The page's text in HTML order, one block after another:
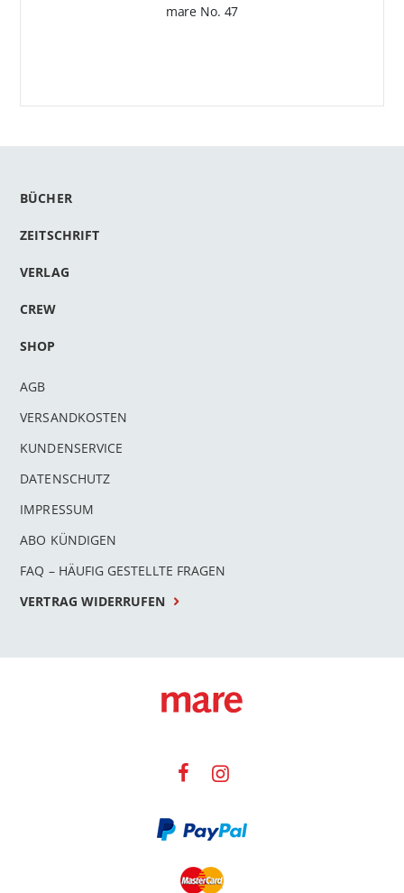
mare No. 47
BÜCHER
ZEITSCHRIFT
VERLAG
CREW
SHOP
AGB
VERSANDKOSTEN
KUNDENSERVICE
DATENSCHUTZ
IMPRESSUM
ABO KÜNDIGEN
FAQ – HÄUFIG GESTELLTE FRAGEN
VERTRAG WIDERRUFEN